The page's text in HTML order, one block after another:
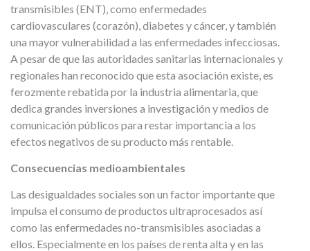
transmisibles (ENT), como enfermedades
cardiovasculares (corazón), diabetes y cáncer, y también
una mayor vulnerabilidad a las enfermedades infecciosas.
A pesar de que las autoridades sanitarias internacionales y
regionales han reconocido que esta asociación existe, es
ferozmente rebatida por la industria alimentaria, que
dedica grandes inversiones a investigación y medios de
comunicación públicos para restar importancia a los
efectos negativos de su producto más rentable.
Consecuencias medioambientales
Las desigualdades sociales son un factor importante que
impulsa el consumo de productos ultraprocesados así
como las enfermedades no-transmisibles asociadas a
ellos. Especialmente en los países de renta alta y en las